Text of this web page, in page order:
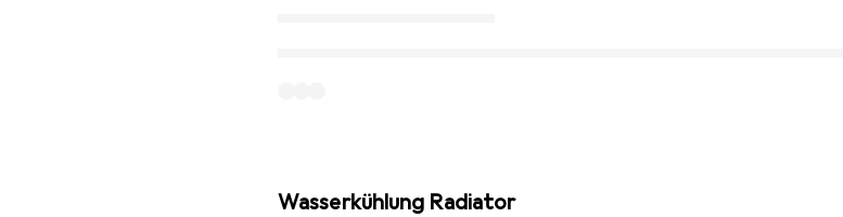
Wasserkühlung Radiator